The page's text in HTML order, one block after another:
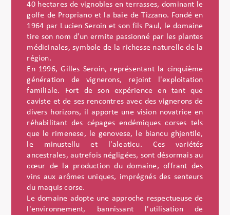
40 hectares de vignobles en terrasses, dominant le
golfe de Propriano et la baie de Tizzano. Fondé en
1964 par Lucien Seroin et son fils Paul, le domaine
tire son nom d'un ermite passionné par les plantes
médicinales, symbole de la richesse naturelle de la
région.
En 1996, Gilles Seroin, représentant la cinquième
génération de vignerons, rejoint l'exploitation
familiale. Fort de son expérience en tant que
caviste et de ses rencontres avec des vignerons de
divers horizons, il apporte une vision novatrice en
réhabilitant des cépages endémiques corses tels
que le rimenese, le genovese, le biancu ghjentile,
le minustellu et l'aleaticu. Ces variétés
ancestrales, autrefois négligées, sont désormais au
cœur de la production du domaine, offrant des
vins aux arômes uniques, imprégnés des senteurs
du maquis corse.
Le domaine adopte une approche respectueuse de
l'environnement, bannissant l'utilisation de